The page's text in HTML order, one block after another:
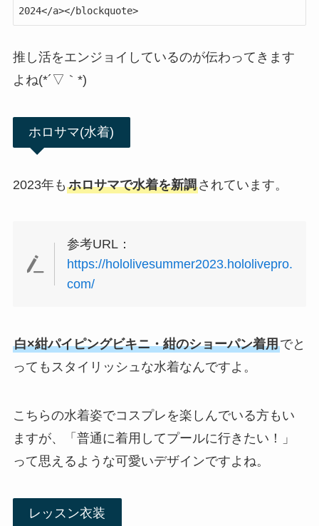
2024</a></blockquote>
推し活をエンジョイしているのが伝わってきます
よね(*´▽｀*)
ホロサマ(水着)
2023年も ホロサマで水着を新調されています。
参考URL：
https://hololivesummer2023.hololivepro.
com/
白×紺パイピングビキニ・紺のショーパン着用でと
ってもスタイリッシュな水着なんですよ。
こちらの水着姿でコスプレを楽しんでいる方もい
ますが、「普通に着用してプールに行きたい！」
って思えるような可愛いデザインですよね。
レッスン衣装